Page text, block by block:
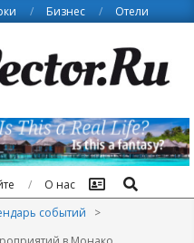
Бизнес Отели
О нас Поиск
событий
>